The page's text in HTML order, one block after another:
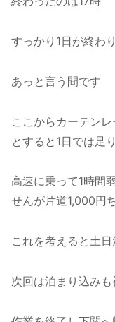
すっかり1日が終わ
あっと言う間です
ここからカーテン
とすると1日では足
高速に乗って1時間
せんが片道1,000円
これを考えると土
次回は泊まり込み